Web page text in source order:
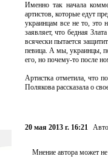
Именно так начала
артистов, которые едут
украинцам все не то, это
заявляет, что бедная
всячески пытается
певица. А мы, украинцы,
его, но почему-то после
Артистка отметила, что
Полякова рассказала о
20 мая 2013 г. 16:21
Мнение автора может